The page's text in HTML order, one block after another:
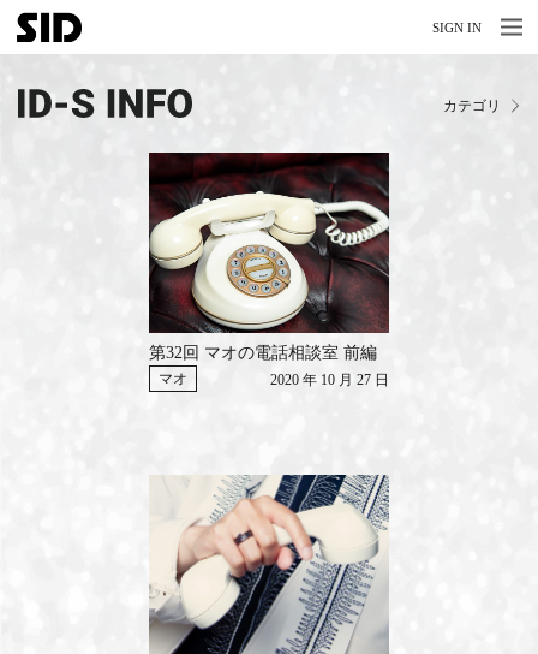
SIGN IN
NEWS
RELEASE
MOVIES
STORE
MEDIA
PROFILE
ARCHIVES
MEMBERS CLUB ID-S
ID-S INFO
カテゴリ
第32回 マオの電話相談室 前編
マオ
2020 年 10 月 27 日